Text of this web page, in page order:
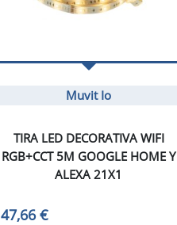
Muvit Io
TIRA LED DECORATIVA WIFI
RGB+CCT 5M GOOGLE HOME Y
ALEXA 21X1
47,66 €